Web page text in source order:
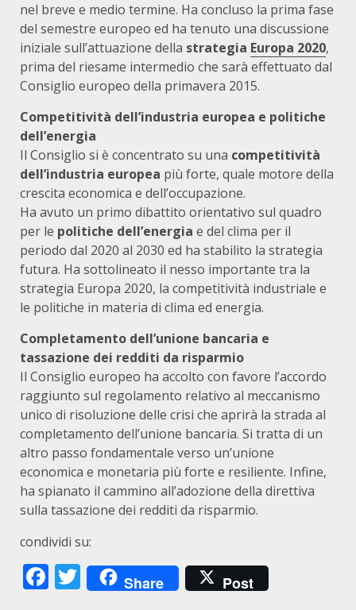
nel breve e medio termine. Ha concluso la prima fase
del semestre europeo ed ha tenuto una discussione
iniziale sull’attuazione della strategia Europa 2020,
prima del riesame intermedio che sarà effettuato dal
Consiglio europeo della primavera 2015.
Competitività dell’industria europea e politiche
dell’energia
Il Consiglio si è concentrato su una competitività
dell’industria europea più forte, quale motore della
crescita economica e dell’occupazione.
Ha avuto un primo dibattito orientativo sul quadro
per le politiche dell’energia e del clima per il
periodo dal 2020 al 2030 ed ha stabilito la strategia
futura. Ha sottolineato il nesso importante tra la
strategia Europa 2020, la competitività industriale e
le politiche in materia di clima ed energia.
Completamento dell’unione bancaria e
tassazione dei redditi da risparmio
Il Consiglio europeo ha accolto con favore l’accordo
raggiunto sul regolamento relativo al meccanismo
unico di risoluzione delle crisi che aprirà la strada al
completamento dell’unione bancaria. Si tratta di un
altro passo fondamentale verso un’unione
economica e monetaria più forte e resiliente. Infine,
ha spianato il cammino all’adozione della direttiva
sulla tassazione dei redditi da risparmio.
condividi su:
Facebook
Twitter
Share Post